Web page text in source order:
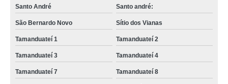
empresa que faz foto lembrança na Zona Sul Jardim Léa
foto lembrança infantil Fernandópolis
serviço de foto lembrança preço Chácara Inglesa
foto lembrança batizado preço Vila Matias
empresa que faz fotografias de lembrança de casamento Vila Lucinda
Santo André Santo andré:
São Bernardo Novo Sítio dos Vianas
Tamanduateí 1 Tamanduateí 2
Tamanduateí 3 Tamanduateí 4
Tamanduateí 7 Tamanduateí 8